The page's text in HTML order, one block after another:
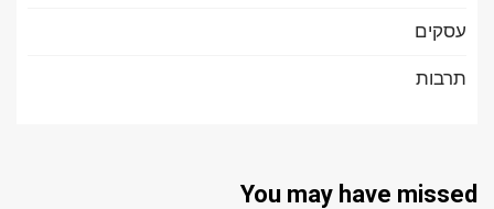
עסקים
תרבות
You may have missed